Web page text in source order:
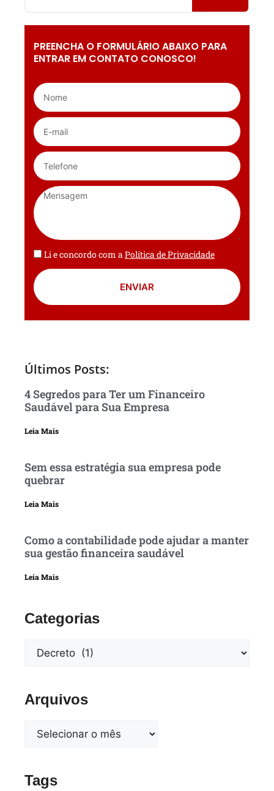
PREENCHA O FORMULÁRIO ABAIXO PARA
ENTRAR EM CONTATO CONOSCO!
Li e concordo com aPolítica de Privacidade
ENVIAR
Últimos Posts:
4 Segredos para Ter um Financeiro
Saudável para Sua Empresa
Leia Mais
Sem essa estratégia sua empresa pode
quebrar
Leia Mais
Como a contabilidade pode ajudar a manter
sua gestão financeira saudável
Leia Mais
Categorias
Arquivos
Tags